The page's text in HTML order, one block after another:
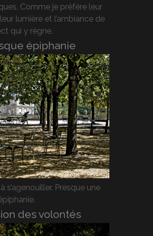
Comme je préfère leur
lumière et l’ambiance de
qui y règne.
épiphanie
s’agenouiller. Presque une
des volontés